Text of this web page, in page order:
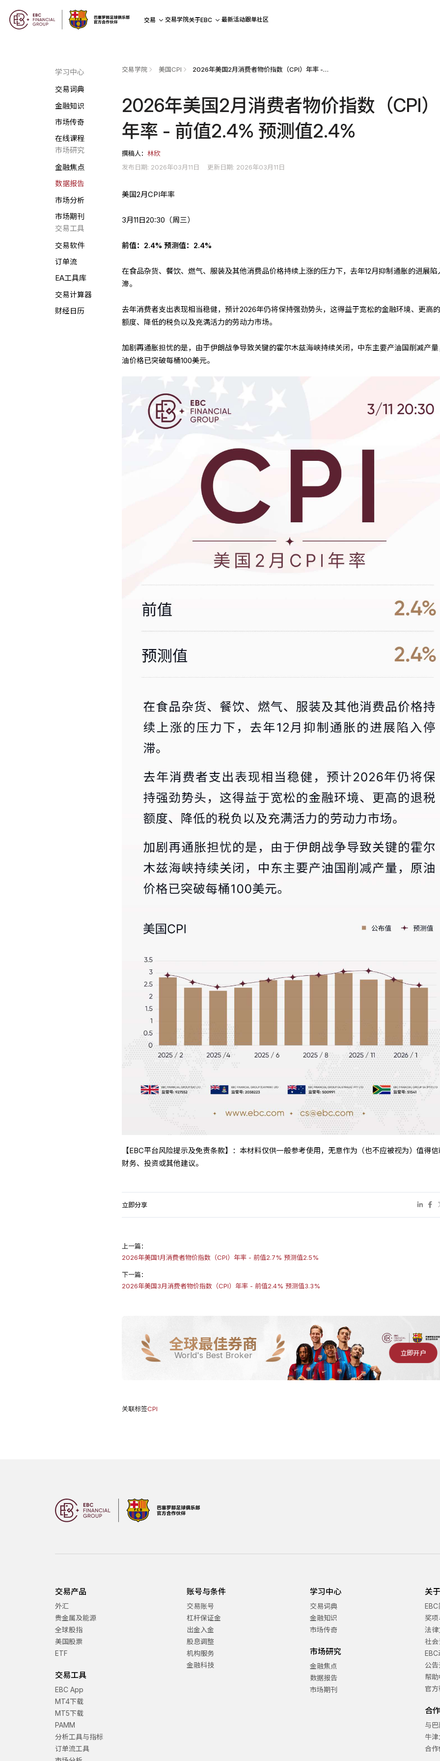
交易 交易学院关于EBC 最新活动跟单社区
学习中心
交易词典
金融知识
市场传奇
在线课程
市场研究
金融焦点
数据报告
市场分析
市场期刊
交易工具
交易软件
订单流
EA工具库
交易计算器
财经日历
交易学院 美国CPI 2026年美国2月消费者物价指数（CPI）年率 - 前值2.4% 预测值2.4%
2026年美国2月消费者物价指数（CPI）
年率 - 前值2.4% 预测值2.4%
撰稿人：林欣
发布日期: 2026年03月11日
更新日期: 2026年03月11日
美国2月CPI年率
3月11日20:30（周三）
前值：2.4% 预测值：2.4%
在食品杂货、餐饮、燃气、服装及其他消费品价格持续上涨的压力下，去年12月抑制通胀的进展陷
滞。
去年消费者支出表现相当稳健，预计2026年仍将保持强劲势头，这得益于宽松的金融环境、更高
额度、降低的税负以及充满活力的劳动力市场。
加剧再通胀担忧的是，由于伊朗战争导致关键的霍尔木兹海峡持续关闭，中东主要产油国削减产
油价格已突破每桶100美元。
【EBC平台风险提示及免责条款】：本材料仅供一般参考使用，无意作为（也不应被视为）值得
财务、投资或其他建议。
立即分享
上一篇：
2026年美国1月消费者物价指数（CPI）年率 - 前值2.7% 预测值2.5%
下一篇：
2026年美国3月消费者物价指数（CPI）年率 - 前值2.4% 预测值3.3%
全球最佳券商
World's Best Broker 立即开户
关联标签CPI
交易产品
外汇
贵金属及能源
全球股指
美国股票
ETF
交易工具
EBC App
MT4下载
MT5下载
PAMM
分析工具与指标
订单流工具
账号与条件
交易账号
杠杆保证金
出金入金
股息调整
机构服务
金融科技
学习中心
交易词典
金融知识
市场传奇
市场研究
金融焦点
数据报告
市场期刊
关
奖
法
社
公
帮
官
合
与
牛
合